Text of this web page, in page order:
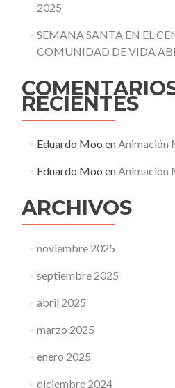
2025
SEMANA SANTA EN EL
COMUNIDAD DE VIDA
RECIENTES
Eduardo Moo enAnimación
Eduardo Moo enAnimación
ARCHIVOS
noviembre 2025
septiembre 2025
abril 2025
marzo 2025
enero 2025
diciembre 2024